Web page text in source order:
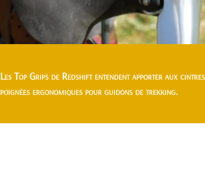
Les Top Grips de Redshift entendent apporter aux
poignées ergonomiques pour guidons de trekking.